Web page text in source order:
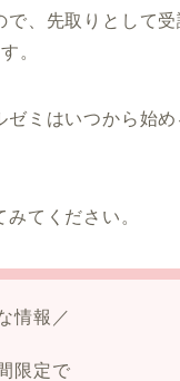
、先取りとして
。
ミはいつから始
てください。
情報／
限定で